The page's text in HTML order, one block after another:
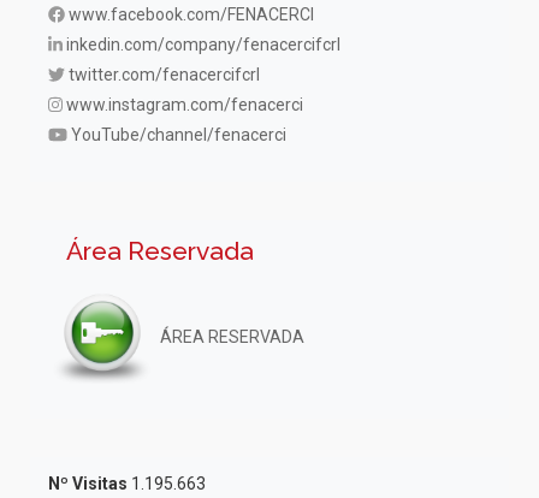
www.facebook.com/FENACERCI
inkedin.com/company/fenacercifcrl
twitter.com/fenacercifcrl
www.instagram.com/fenacerci
YouTube/channel/fenacerci
Área Reservada
ÁREA RESERVADA
Nº Visitas 1.195.663